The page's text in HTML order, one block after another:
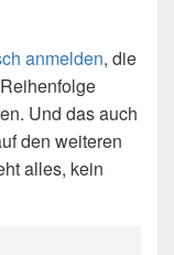
anmelden, die
Und das auch
den weiteren
alles, kein